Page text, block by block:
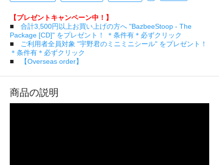
【プレゼントキャンペーン中！】
■ 合計3,500円以上お買い上げの方へ "BazbeeStoop - The
Package [CD]" をプレゼント！ ＊条件有＊必ずクリック
■
ご利用者全員対象 "宇野君のミニミニシール" をプレゼント！
＊条件有＊必ずクリック
■
【Overseas order】
商品の説明